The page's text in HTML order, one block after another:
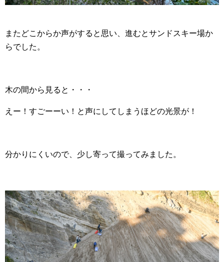
またどこからか声がすると思い、進むとサンドスキー場か
らでした。
木の間から見ると・・・
えー！すごーーい！と声にしてしまうほどの光景が！
分かりにくいので、少し寄って撮ってみました。